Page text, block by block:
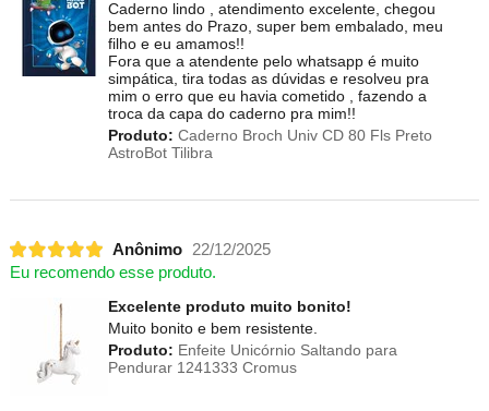
Caderno lindo , atendimento excelente, chegou
bem antes do Prazo, super bem embalado, meu
filho e eu amamos!!
Fora que a atendente pelo whatsapp é muito
simpática, tira todas as dúvidas e resolveu pra
mim o erro que eu havia cometido , fazendo a
troca da capa do caderno pra mim!!
Produto: Caderno Broch Univ CD 80 Fls Preto
AstroBot Tilibra
Anônimo
22/12/2025
Eu recomendo esse produto.
Excelente produto muito bonito!
Muito bonito e bem resistente.
Produto: Enfeite Unicórnio Saltando para
Pendurar 1241333 Cromus